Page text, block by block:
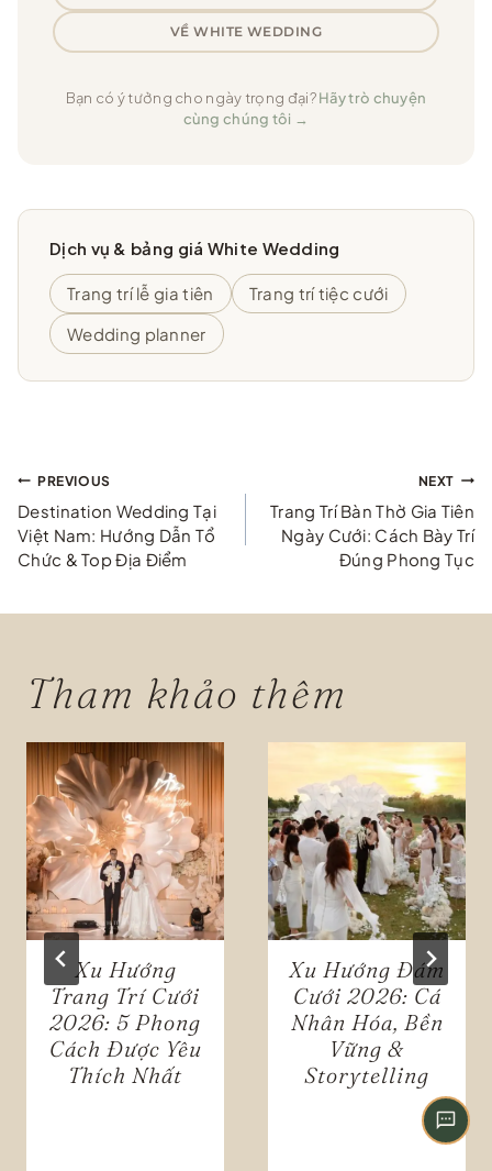
VỀ WHITE WEDDING
Bạn có ý tưởng cho ngày trọng đại?Hãy trò chuyện
cùng chúng tôi →
Dịch vụ & bảng giá White Wedding
Trang trí lễ gia tiên
Trang trí tiệc cưới
Wedding planner
Điều
hướng
bài
viết
PREVIOUS
Destination Wedding Tại
Việt Nam: Hướng Dẫn Tổ
Chức & Top Địa Điểm
NEXT
Trang Trí Bàn Thờ Gia Tiên
Ngày Cưới: Cách Bày Trí
Đúng Phong Tục
Tham khảo thêm
Xu Hướng
Trang Trí Cưới
2026: 5 Phong
Cách Được Yêu
Thích Nhất
Xu Hướng Đám
Cưới 2026: Cá
Nhân Hóa, Bền
Vững &
Storytelling
Chat trực tiếp
Hotline
0909 056 993
Messenger
Facebook Chat
WhatsApp
For overseas clients
Instagram
@whitewedding.vn
Chat ngay
Trên website, không cần tài khoản